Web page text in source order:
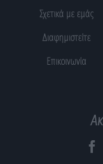
Σχετικά με εμάς
Διαφημιστείτε
Επικοινωνία